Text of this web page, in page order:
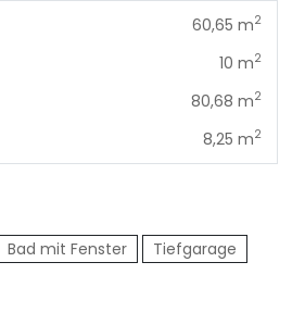
60,65 m2
10 m2
80,68 m2
8,25 m2
Bad mit Fenster Tiefgarage